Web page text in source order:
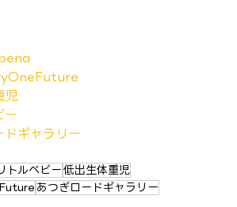
児
ー
ギャラリー
トルベビー低出生体重児
あつぎロードギャラリー